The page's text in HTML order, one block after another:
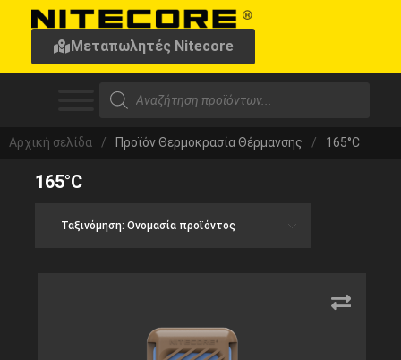
Μεταπωλητές Nitecore
Αρχική σελίδα / Προϊόν Θερμοκρασία Θέρμανσης / 165°C
165°C